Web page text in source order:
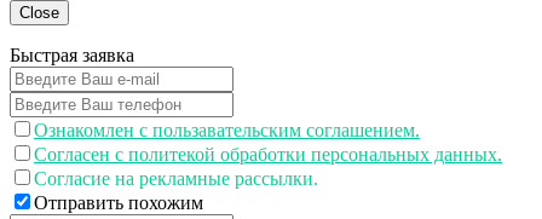
Close
Быстрая заявка
Ознакомлен с пользавательским соглашением.
Согласен с политекой обработки персональных данных.
Согласие на рекламные рассылки.
Отправить похожим